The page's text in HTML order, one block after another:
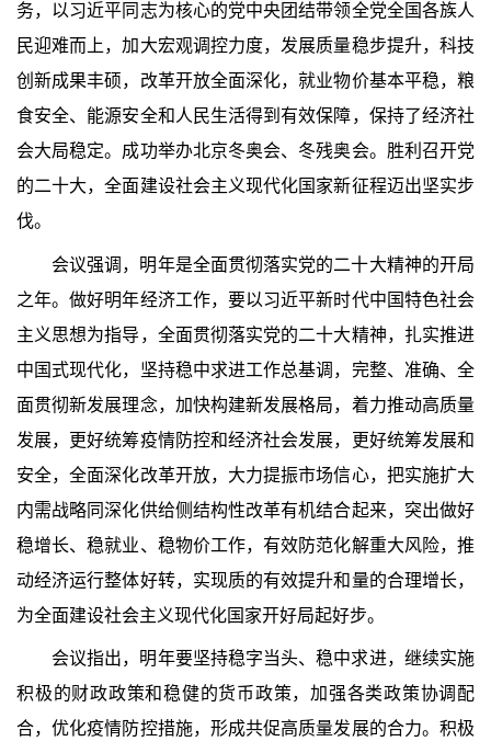
务，以习近平同志为核心的党中央团结带领全党全国各族人
民迎难而上，加大宏观调控力度，发展质量稳步提升，科技
创新成果丰硕，改革开放全面深化，就业物价基本平稳，粮
食安全、能源安全和人民生活得到有效保障，保持了经济社
会大局稳定。成功举办北京冬奥会、冬残奥会。胜利召开党
的二十大，全面建设社会主义现代化国家新征程迈出坚实步
伐。
会议强调，明年是全面贯彻落实党的二十大精神的开局
之年。做好明年经济工作，要以习近平新时代中国特色社会
主义思想为指导，全面贯彻落实党的二十大精神，扎实推进
中国式现代化，坚持稳中求进工作总基调，完整、准确、全
面贯彻新发展理念，加快构建新发展格局，着力推动高质量
发展，更好统筹疫情防控和经济社会发展，更好统筹发展和
安全，全面深化改革开放，大力提振市场信心，把实施扩大
内需战略同深化供给侧结构性改革有机结合起来，突出做好
稳增长、稳就业、稳物价工作，有效防范化解重大风险，推
动经济运行整体好转，实现质的有效提升和量的合理增长，
为全面建设社会主义现代化国家开好局起好步。
会议指出，明年要坚持稳字当头、稳中求进，继续实施
积极的财政政策和稳健的货币政策，加强各类政策协调配
合，优化疫情防控措施，形成共促高质量发展的合力。积极